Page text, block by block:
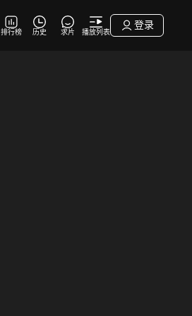
排行榜 历史 求片 播放列表
登录